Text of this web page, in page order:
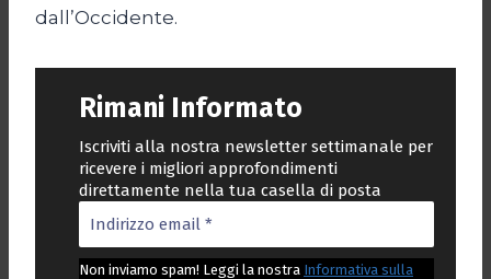
dall’Occidente.
Rimani Informato
Iscriviti alla nostra newsletter settimanale per
ricevere i migliori approfondimenti
direttamente nella tua casella di posta
Non inviamo spam! Leggi la nostra Informativa sulla